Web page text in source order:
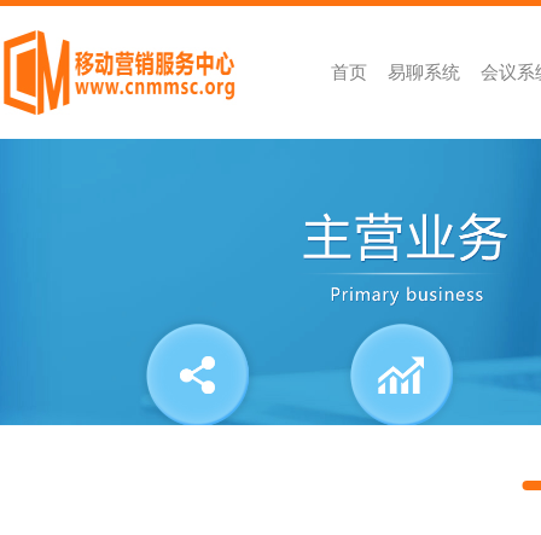
首页 易聊系统 会议系